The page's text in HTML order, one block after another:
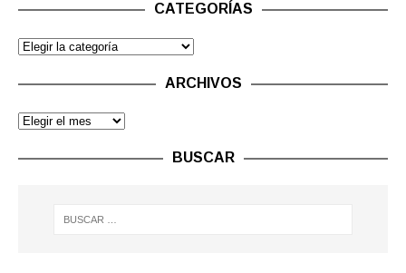
CATEGORÍAS
ARCHIVOS
BUSCAR